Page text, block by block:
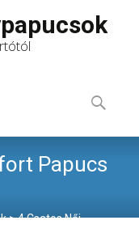
to
content
Keresés:
Papucs
>4 Csatos Női